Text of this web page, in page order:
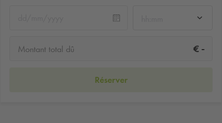
Montant total dû € -
Réserver